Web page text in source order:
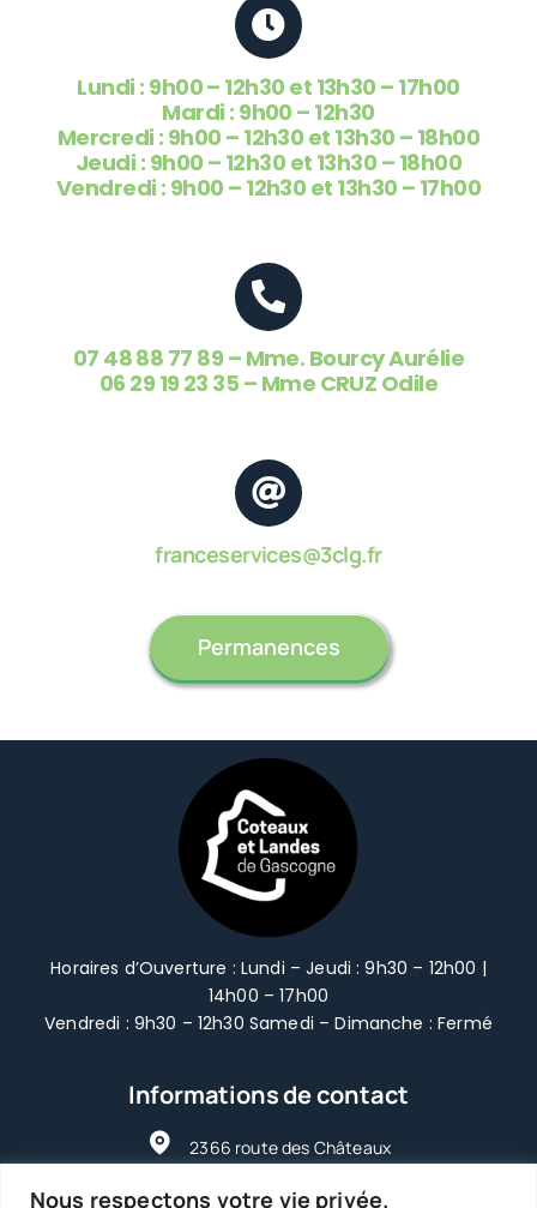
Nous respectons votre vie privée.
Lundi : 9h00 – 12h30 et 13h30 – 17h00
Mardi : 9h00 – 12h30
Mercredi : 9h00 – 12h30 et 13h30 – 18h00
Jeudi : 9h00 – 12h30 et 13h30 – 18h00
Vendredi : 9h00 – 12h30 et 13h30 – 17h00
07 48 88 77 89 – Mme. Bourcy Aurélie
06 29 19 23 35 – Mme CRUZ Odile
franceservices@3clg.fr
Permanences
Horaires d’Ouverture : Lundi – Jeudi : 9h30 – 12h00 |
14h00 – 17h00
Vendredi : 9h30 – 12h30 Samedi – Dimanche : Fermé
Informations de contact
2366 route des Châteaux